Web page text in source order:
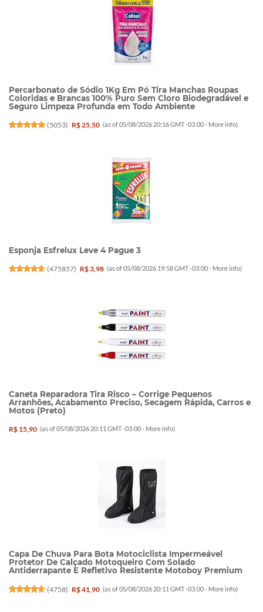
Percarbonato de Sódio 1Kg Em Pó Tira Manchas Roupas
Coloridas e Brancas 100% Puro Sem Cloro Biodegradável e
Seguro Limpeza Profunda em Todo Ambiente
(5053) R$ 25,50 (as of 05/08/2026 20:16 GMT -03:00 - More info)
Esponja Esfrelux Leve 4 Pague 3
(475857) R$ 3,98 (as of 05/08/2026 19:58 GMT -03:00 - More info)
Caneta Reparadora Tira Risco – Corrige Pequenos
Arranhões, Acabamento Preciso, Secagem Rápida, Carros e
Motos (Preto)
R$ 15,90 (as of 05/08/2026 20:11 GMT -03:00 - More info)
Capa De Chuva Para Bota Motociclista Impermeável
Protetor De Calçado Motoqueiro Com Solado
Antiderrapante E Refletivo Resistente Motoboy Premium
(4758) R$ 41,90 (as of 05/08/2026 20:11 GMT -03:00 - More info)